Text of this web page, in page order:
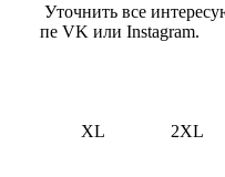
Уточнить все
VK или Instagram.
XL 2XL